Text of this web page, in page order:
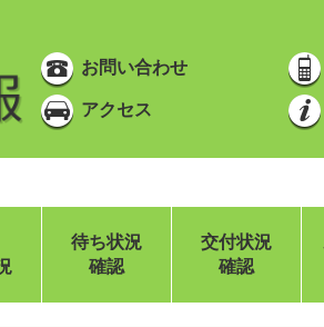
お問い合わせ
アクセス
待ち状況
確認
交付状況
確認